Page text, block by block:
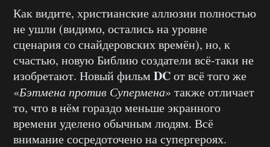
Как видите, христианские аллюзии полностью
не ушли (видимо, остались на уровне
сценария со снайдеровских времён), но, к
счастью, новую Библию создатели всё-таки не
изобретают. Новый фильм DCот всё того же
«Бэтмена против Супермена» также отличает
то, что в нём гораздо меньше экранного
времени уделено обычным людям. Всё
внимание сосредоточено на супергероях.